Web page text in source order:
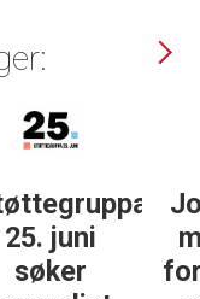
Journalist
med teft
for digitale